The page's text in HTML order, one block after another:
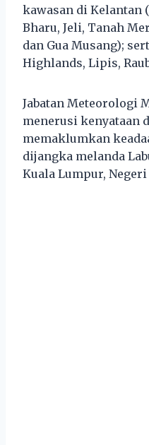
kawasan di Kelantan
Bharu, Jeli, Tanah
dan Gua Musang);
Highlands, Lipis,
Jabatan Meteorologi
menerusi kenyataan
memaklumkan
dijangka melanda
Kuala Lumpur,